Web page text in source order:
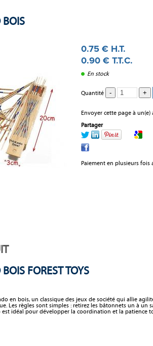
0.75 € H.T.
0.90 € T.T.C.
En stock
Quantité
Envoyer cette page à un(e)
Partager
Paiement en plusieurs fois
FOREST TOYS
en bois, un classique des jeux de société qui allie
Les règles sont simples : retirez les bâtonnets un à
est idéal pour développer la coordination et la patience